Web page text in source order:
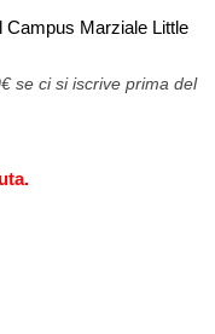
Campus Marziale Little
se ci si iscrive prima del